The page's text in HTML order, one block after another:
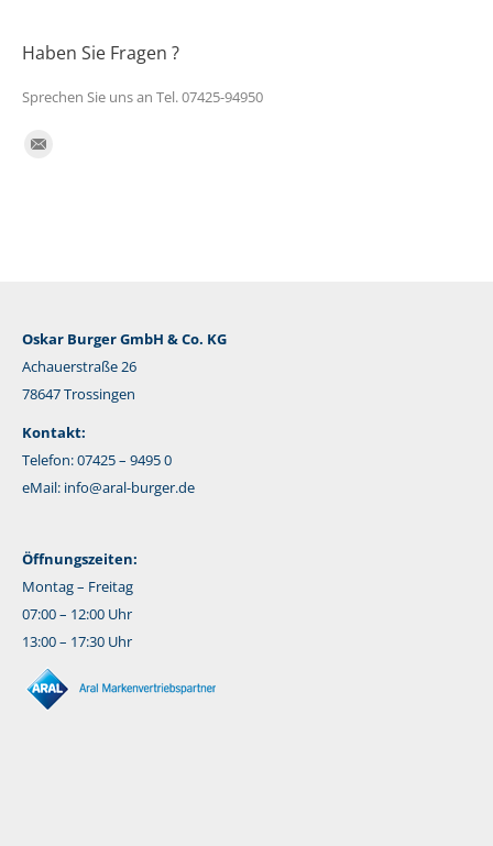
Haben Sie Fragen ?
Sprechen Sie uns an Tel. 07425-94950
Finden Sie uns auf:
Oskar Burger GmbH & Co. KG
Achauerstraße 26
78647 Trossingen
Kontakt:
Telefon: 07425 – 9495 0
eMail: info@aral-burger.de
Öffnungszeiten:
Montag – Freitag
07:00 – 12:00 Uhr
13:00 – 17:30 Uhr